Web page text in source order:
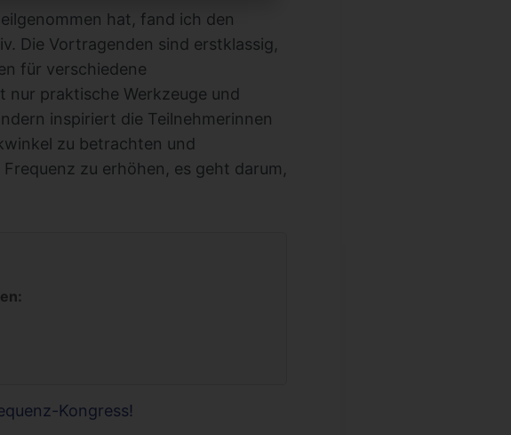
hat, fand ich den
Die Vortragenden sind erstklassig,
für verschiedene
nur praktische Werkzeuge und
inspiriert die Teilnehmerinnen
zu betrachten und
zu erhöhen, es geht darum,
Kongress!